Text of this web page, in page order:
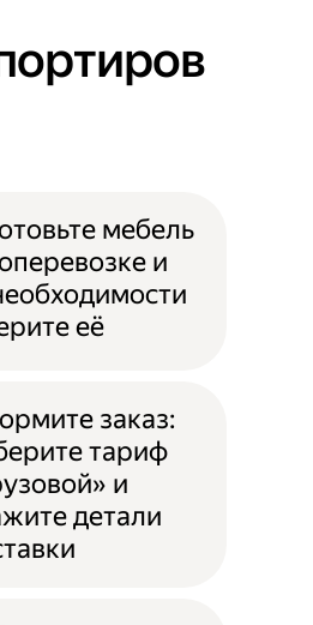
мебель
и
её
заказ:
тариф
и
детали